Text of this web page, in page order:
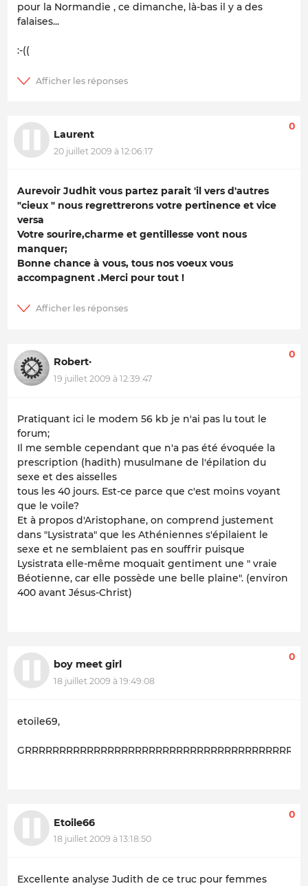
pour la Normandie , ce dimanche, là-bas il y a des
falaises...
:-((
Laurent
20 juillet 2009 à 12:06:17
0
Aurevoir Judhit vous partez parait 'il vers d'autres
"cieux " nous regrettrerons votre pertinence et vice
versa
Votre sourire,charme et gentillesse vont nous
manquer;
Bonne chance à vous, tous nos voeux vous
accompagnent .Merci pour tout !
Robert·
19 juillet 2009 à 12:39:47
0
Pratiquant ici le modem 56 kb je n'ai pas lu tout le
forum;
Il me semble cependant que n'a pas été évoquée la
prescription (hadith) musulmane de l'épilation du
sexe et des aisselles
tous les 40 jours. Est-ce parce que c'est moins voyant
que le voile?
Et à propos d'Aristophane, on comprend justement
dans "Lysistrata" que les Athéniennes s'épilaient le
sexe et ne semblaient pas en souffrir puisque
Lysistrata elle-même moquait gentiment une " vraie
Béotienne, car elle possède une belle plaine". (environ
400 avant Jésus-Christ)
boy meet girl
18 juillet 2009 à 19:49:08
0
etoile69,
Etoile66
18 juillet 2009 à 13:18:50
0
Excellente analyse Judith de ce truc pour femmes